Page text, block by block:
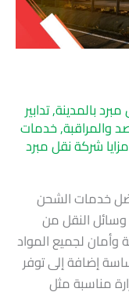
بالمدينة,تدابير
والمراقبة,خدمات
مزايا شركة نقل مبرد
خدمات الشحن
وسائل النقل من
لجميع المواد
إضافة إلى توفر
مناسبة مثل